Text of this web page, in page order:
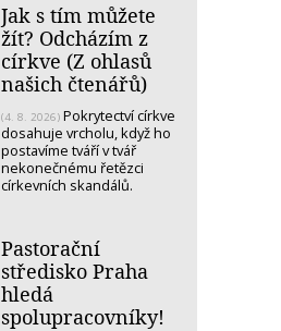
Jak s tím můžete
žít? Odcházím z
církve (Z ohlasů
našich čtenářů)
(4. 8. 2026) Pokrytectví církve
dosahuje vrcholu, když ho
postavíme tváří v tvář
nekonečnému řetězci
církevních skandálů.
Pastorační
středisko Praha
hledá
spolupracovníky!